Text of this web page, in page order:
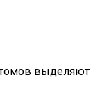
выделяют